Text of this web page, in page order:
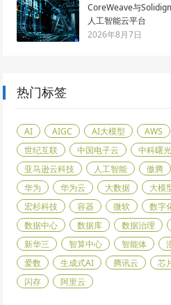
CoreWeave与
人工智能云平台
2026年8月7日
热门标签
AI AIGC AI大模型 AWS
世纪互联
中国电子云 中科曙光
亚马逊云科技
人工智能 傲腾
华为
华为云 大数据 大模
宏杉科技
容器 微软 数字
数据中心
数据库 数据治理
新华三
智算中心 智能体
爱数
生成式AI 腾讯云 芯
闪存
阿里云